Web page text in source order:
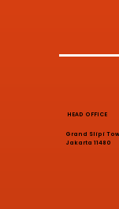
HEAD OFFICE
Grand Slipi
Jakarta 11480